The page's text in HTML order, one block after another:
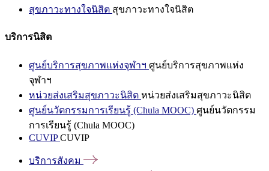
สุขภาวะทางใจนิสิต สุขภาวะทางใจนิสิต
บริการนิสิต
ศูนย์บริการสุขภาพแห่งจุฬาฯ ศูนย์บริการสุขภาพแห่ง
จุฬาฯ
หน่วยส่งเสริมสุขภาวะนิสิต หน่วยส่งเสริมสุขภาวะนิสิต
ศูนย์นวัตกรรมการเรียนรู้ (Chula MOOC) ศูนย์นวัตกรรม
การเรียนรู้ (Chula MOOC)
CUVIPCUVIP
บริการสังคม